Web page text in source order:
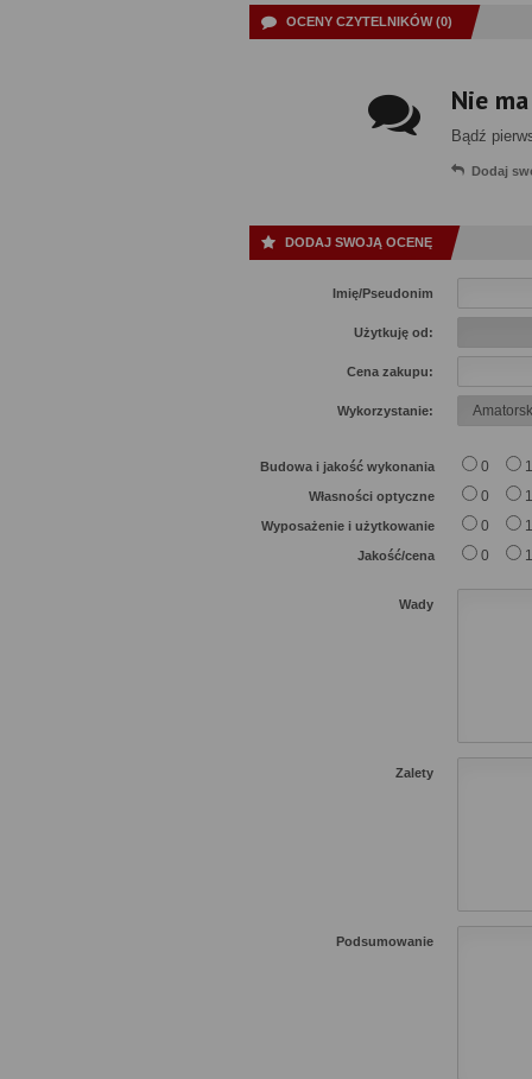
OCENY CZYTELNIKÓW (0)
Nie
Bądź
Dodaj
DODAJ SWOJĄ OCENĘ
Imię/Pseudonim
Użytkuję od:
Cena zakupu:
Wykorzystanie:
Budowa i jakość wykonania 0 1
Własności optyczne 0 1
Wyposażenie i użytkowanie 0 1
Jakość/cena 0 1
Wady
Zalety
Podsumowanie